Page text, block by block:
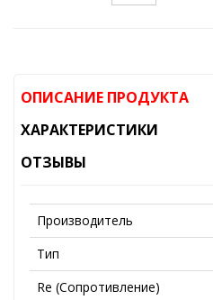
ОПИСАНИЕ ПРОДУКТА
ХАРАКТЕРИСТИКИ
ОТЗЫВЫ
Производитель
Тип
Re (Сопротивление)